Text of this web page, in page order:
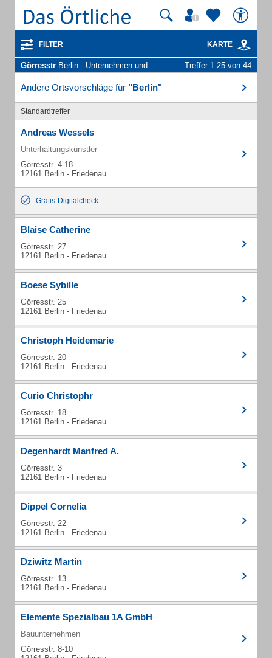
FILTER KARTE
Görresstr Berlin - Unternehmen und Personen Treffer 1-25 von 44
Andere Ortsvorschläge für "Berlin"
Standardtreffer
Andreas Wessels
Unterhaltungskünstler
Görresstr. 4-18
12161 Berlin - Friedenau
Gratis-Digitalcheck
Blaise Catherine
Görresstr. 27
12161 Berlin - Friedenau
Boese Sybille
Görresstr. 25
12161 Berlin - Friedenau
Christoph Heidemarie
Görresstr. 20
12161 Berlin - Friedenau
Curio Christophr
Görresstr. 18
12161 Berlin - Friedenau
Degenhardt Manfred A.
Görresstr. 3
12161 Berlin - Friedenau
Dippel Cornelia
Görresstr. 22
12161 Berlin - Friedenau
Dziwitz Martin
Görresstr. 13
12161 Berlin - Friedenau
Elemente Spezialbau 1A GmbH
Bauunternehmen
Görresstr. 8-10